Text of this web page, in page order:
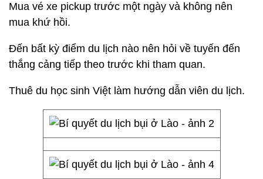
Mua vé xe pickup trước một ngày và không nên
mua khứ hồi.
Đến bất kỳ điểm du lịch nào nên hỏi về tuyến đến
thắng cảng tiếp theo trước khi tham quan.
Thuê du học sinh Việt làm hướng dẫn viên du lịch.